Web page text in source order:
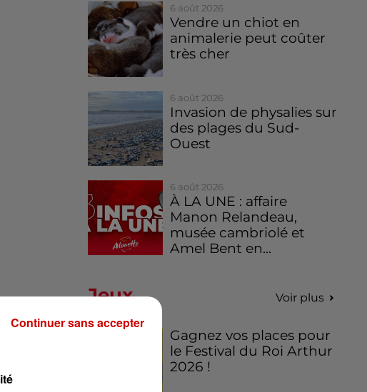
6 août 2026
Vendre un chiot en
animalerie peut coûter
très cher
6 août 2026
Invasion de physalies sur
des plages du Sud-
Ouest
6 août 2026
À LA UNE : affaire
Manon Relandeau,
musée cambriolé et
Amel Bent en...
Jeux Voir plus
Gagnez vos places pour
le Festival du Roi Arthur
2026 !
Continuer sans accepter